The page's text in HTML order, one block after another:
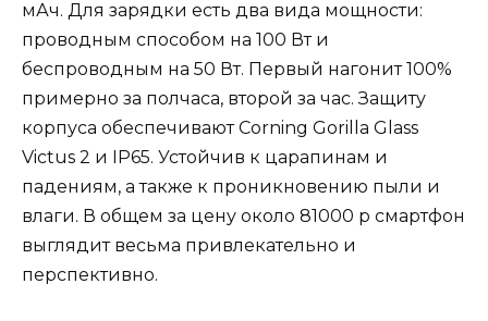
мАч. Для зарядки есть два вида мощности:
проводным способом на 100 Вт и
беспроводным на 50 Вт. Первый нагонит 100%
примерно за полчаса, второй за час. Защиту
корпуса обеспечивают Corning Gorilla Glass
Victus 2 и IP65. Устойчив к царапинам и
падениям, а также к проникновению пыли и
влаги. В общем за цену около 81000 р смартфон
выглядит весьма привлекательно и
перспективно.